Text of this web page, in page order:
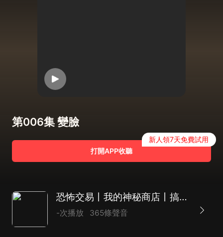
第006集 變臉
打開APP收聽
新人領7天免費試用
恐怖交易丨我的神秘商店丨搞笑丨驚悚
-次播放 365條聲音